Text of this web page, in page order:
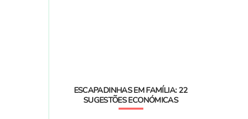
ESCAPADINHAS EM FAMÍLIA: 22
SUGESTÕES ECONÓMICAS